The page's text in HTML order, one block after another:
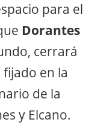
para el
Dorantes
cerrará
en la
de la
y Elcano.